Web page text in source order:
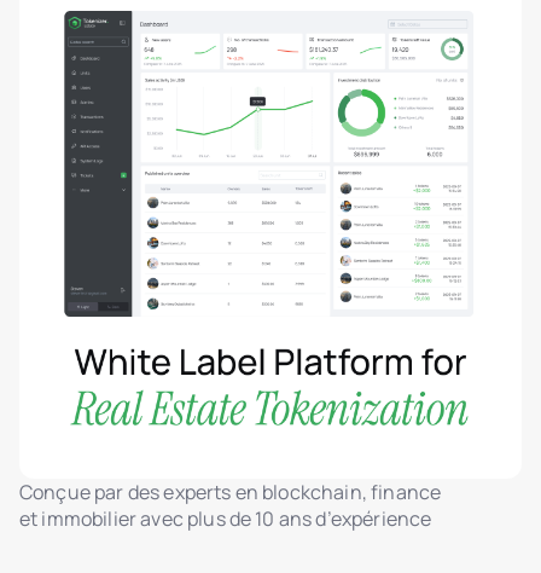
Conçue par des experts en blockchain, finance
et immobilier avec plus de 10 ans d’expérience